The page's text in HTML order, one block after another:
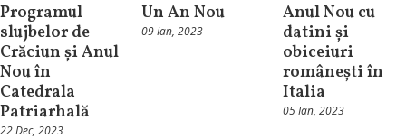
Programul
slujbelor de
Crăciun și Anul
Nou în
Catedrala
Patriarhală
22 Dec, 2023
Un An Nou
09 Ian, 2023
Anul Nou cu
datini și
obiceiuri
românești în
Italia
05 Ian, 2023